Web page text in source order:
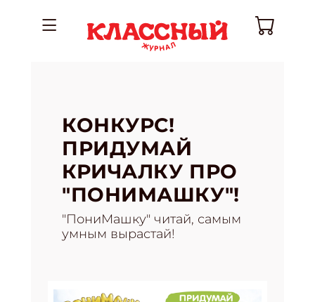
КОНКУРС!
ПРИДУМАЙ
КРИЧАЛКУ ПРО
"ПОНИМАШКУ"!
"ПониМашку" читай, самым
умным вырастай!